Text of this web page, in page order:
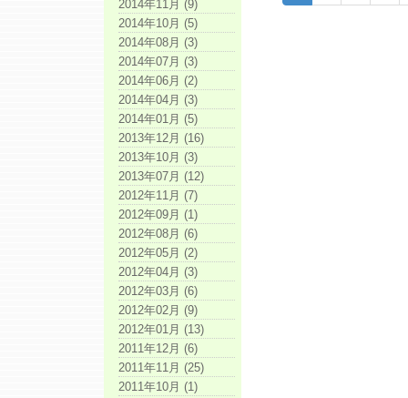
2014年11月 (9)
2014年10月 (5)
2014年08月 (3)
2014年07月 (3)
2014年06月 (2)
2014年04月 (3)
2014年01月 (5)
2013年12月 (16)
2013年10月 (3)
2013年07月 (12)
2012年11月 (7)
2012年09月 (1)
2012年08月 (6)
2012年05月 (2)
2012年04月 (3)
2012年03月 (6)
2012年02月 (9)
2012年01月 (13)
2011年12月 (6)
2011年11月 (25)
2011年10月 (1)